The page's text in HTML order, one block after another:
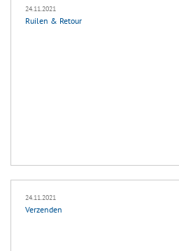
24.11.2021
Ruilen & Retour
24.11.2021
Verzenden